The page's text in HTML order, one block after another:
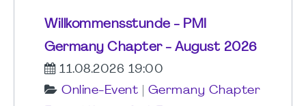
Willkommensstunde - PMI
Germany Chapter - August 2026
11.08.2026 19:00
Online-Event
Germany Chapter